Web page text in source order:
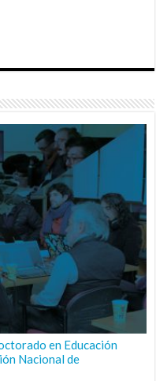
en Educación
Nacional de